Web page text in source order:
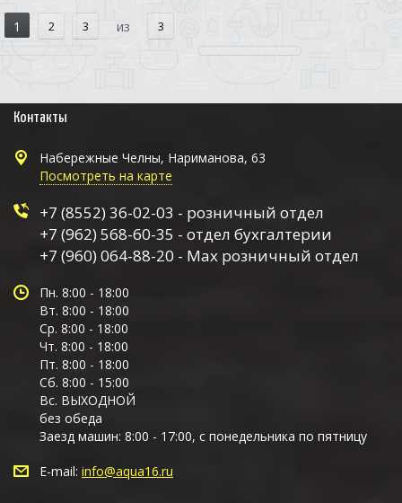
1 2 3 из 3
Контакты
Набережные Челны, Нариманова, 63
Посмотреть на карте
+7 (8552) 36-02-03 - розничный отдел
+7 (962) 568-60-35 - отдел бухгалтерии
+7 (960) 064-88-20 - Max розничный отдел
Пн. 8:00 - 18:00
Вт. 8:00 - 18:00
Ср. 8:00 - 18:00
Чт. 8:00 - 18:00
Пт. 8:00 - 18:00
Сб. 8:00 - 15:00
Вс. ВЫХОДНОЙ
без обеда
Заезд машин: 8:00 - 17:00, с понедельника по пятницу
E-mail: info@aqua16.ru